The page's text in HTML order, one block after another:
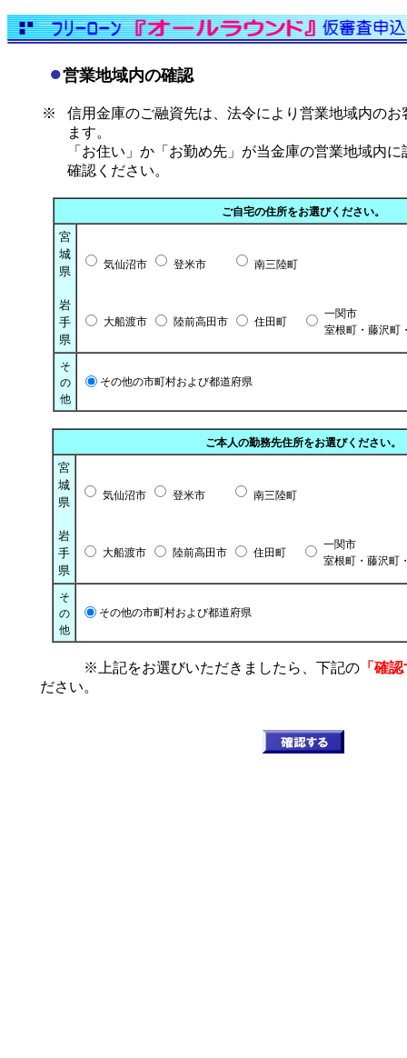
●営業地域内の確認
※
信用金庫のご融資先は、法令により営業地域内の
ます。
「お住い」か「お勤め先」が当金庫の営業地域内
確認ください。
ご自宅の住所をお選びください。
宮
城
県
岩
手
県
気仙沼市 登米市 南三陸町
大船渡市 陸前高田市 住田町
一関市
室根町・藤沢町
そ
の
他
その他の市町村および都道府県
ご本人の勤務先住所をお選びください。
宮
城
県
岩
手
県
気仙沼市 登米市 南三陸町
大船渡市 陸前高田市 住田町
一関市
室根町・藤沢町
そ
の
他
その他の市町村および都道府県
※上記をお選びいただきましたら、下記の 「確
ださい。